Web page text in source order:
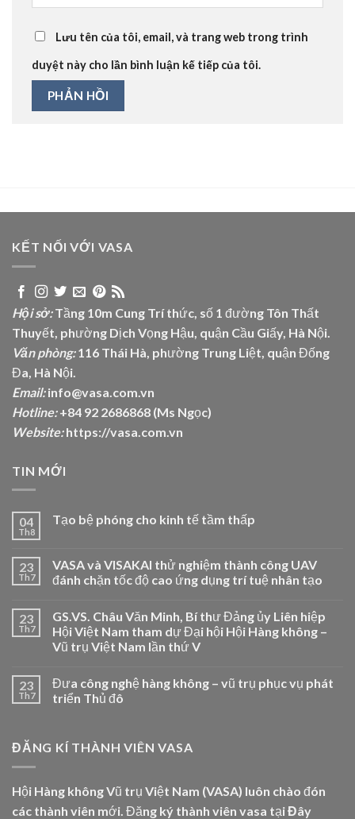
Lưu tên của tôi, email, và trang web trong trình
duyệt này cho lần bình luận kế tiếp của tôi.
KẾT NỐI VỚI VASA
Hội sở:Tầng 10m Cung Trí thức, số 1 đường Tôn Thất
Thuyết, phường Dịch Vọng Hậu, quận Cầu Giấy, Hà Nội.
Văn phòng:116 Thái Hà, phường Trung Liệt, quận Đống
Đa, Hà Nội.
Email:info@vasa.com.vn
Hotline:+84 92 2686868 (Ms Ngọc)
Website: https://vasa.com.vn
TIN MỚI
04
Th8
Tạo bệ phóng cho kinh tế tầm thấp
23
Th7
VASA và VISAKAI thử nghiệm thành công UAV
đánh chặn tốc độ cao ứng dụng trí tuệ nhân tạo
23
Th7
GS.VS. Châu Văn Minh, Bí thư Đảng ủy Liên hiệp
Hội Việt Nam tham dự Đại hội Hội Hàng không –
Vũ trụ Việt Nam lần thứ V
23
Th7
Đưa công nghệ hàng không – vũ trụ phục vụ phát
triển Thủ đô
ĐĂNG KÍ THÀNH VIÊN VASA
Hội Hàng không Vũ trụ Việt Nam (VASA) luôn chào đón
các thành viên mới. Đăng ký thành viên vasa tạiĐây